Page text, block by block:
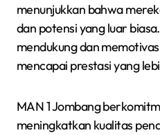
menunjukkan bahwa
dan potensi yang luar
mendukung dan
mencapai prestasi yang
MAN 1 Jombang
meningkatkan kualitas